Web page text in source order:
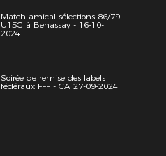
Match amical sélections 86/79
U15G à Benassay - 16-10-
2024
Soirée de remise des labels
fédéraux FFF - CA 27-09-2024